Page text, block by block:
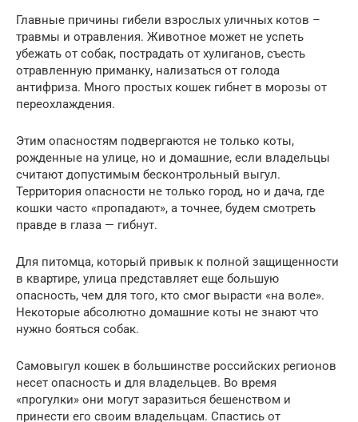
Главные причины гибели взрослых уличных котов –
травмы и отравления. Животное может не успеть
убежать от собак, пострадать от хулиганов, съесть
отравленную приманку, нализаться от голода
антифриза. Много простых кошек гибнет в морозы от
переохлаждения.
Этим опасностям подвергаются не только коты,
рожденные на улице, но и домашние, если владельцы
считают допустимым бесконтрольный выгул.
Территория опасности не только город, но и дача, где
кошки часто «пропадают», а точнее, будем смотреть
правде в глаза — гибнут.
Для питомца, который привык к полной защищенности
в квартире, улица представляет еще большую
опасность, чем для того, кто смог вырасти «на воле».
Некоторые абсолютно домашние коты не знают что
нужно бояться собак.
Самовыгул кошек в большинстве российских регионов
несет опасность и для владельцев. Во время
«прогулки» они могут заразиться бешенством и
принести его своим владельцам. Спастись от